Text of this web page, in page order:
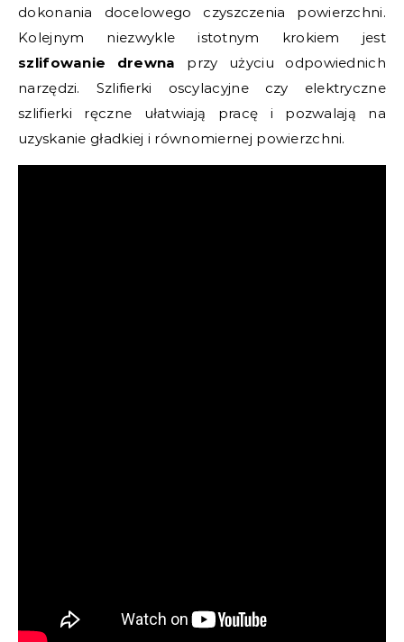
dokonania docelowego czyszczenia powierzchni.
Kolejnym niezwykle istotnym krokiem jest
szlifowanie drewna przy użyciu odpowiednich
narzędzi. Szlifierki oscylacyjne czy elektryczne
szlifierki ręczne ułatwiają pracę i pozwalają na
uzyskanie gładkiej i równomiernej powierzchni.